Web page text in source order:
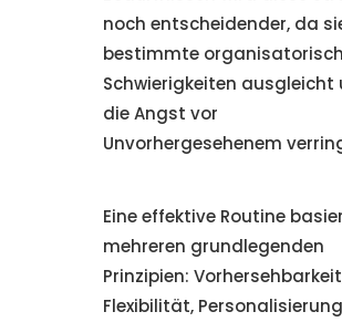
noch entscheidender, da
bestimmte
Schwierigkeiten ausgleicht
die Angst vor
Unvorhergesehenem
Eine effektive Routine
mehreren grundlegenden
Prinzipien:
Flexibilität,